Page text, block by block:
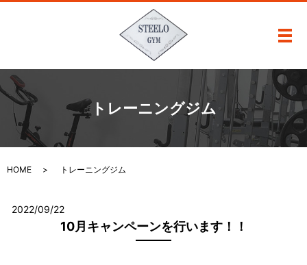
メ
トレーニングジム
HOME トレーニングジム
2022/09/22
10月キャンペーンを行います！！